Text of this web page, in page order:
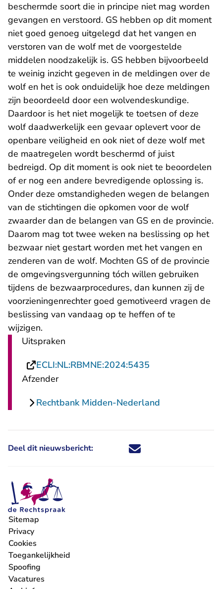
beschermde soort die in principe niet mag worden
gevangen en verstoord. GS hebben op dit moment
niet goed genoeg uitgelegd dat het vangen en
verstoren van de wolf met de voorgestelde
middelen noodzakelijk is. GS hebben bijvoorbeeld
te weinig inzicht gegeven in de meldingen over de
wolf en het is ook onduidelijk hoe deze meldingen
zijn beoordeeld door een wolvendeskundige.
Daardoor is het niet mogelijk te toetsen of deze
wolf daadwerkelijk een gevaar oplevert voor de
openbare veiligheid en ook niet of deze wolf met
de maatregelen wordt beschermd of juist
bedreigd. Op dit moment is ook niet te beoordelen
of er nog een andere bevredigende oplossing is.
Onder deze omstandigheden wegen de belangen
van de stichtingen die opkomen voor de wolf
zwaarder dan de belangen van GS en de provincie.
Daarom mag tot twee weken na beslissing op het
bezwaar niet gestart worden met het vangen en
zenderen van de wolf. Mochten GS of de provincie
de omgevingsvergunning tóch willen gebruiken
tijdens de bezwaarprocedures, dan kunnen zij de
voorzieningenrechter goed gemotiveerd vragen de
beslissing van vandaag op te heffen of te
wijzigen.
Uitspraken
ECLI:NL:RBMNE:2024:5435
Afzender
Rechtbank Midden-Nederland
Deel dit nieuwsbericht: Deel dit nieuwsbericht via X -
Deel dit nieuwsbericht via
Deel dit nieuwsbericht
Deel dit
Sitemap
Privacy
Cookies
Toegankelijkheid
Spoofing
Vacatures
- U verlaat Rechtspraak.nl